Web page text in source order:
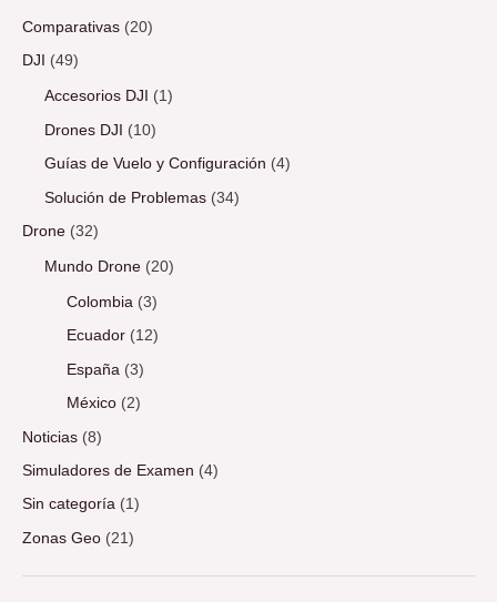
Comparativas (20)
DJI (49)
Accesorios DJI (1)
Drones DJI (10)
Guías de Vuelo y Configuración (4)
Solución de Problemas (34)
Drone (32)
Mundo Drone (20)
Colombia (3)
Ecuador (12)
España (3)
México (2)
Noticias (8)
Simuladores de Examen (4)
Sin categoría (1)
Zonas Geo (21)